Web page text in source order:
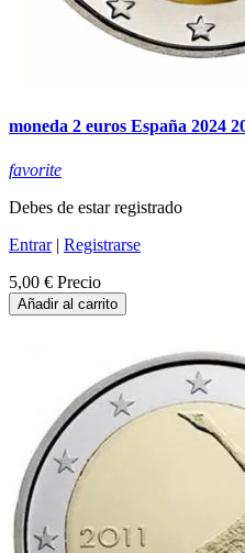
moneda 2 euros España 2024
favorite
Debes de estar registrado
Entrar| Registrarse
5,00 € Precio
Añadir al carrito